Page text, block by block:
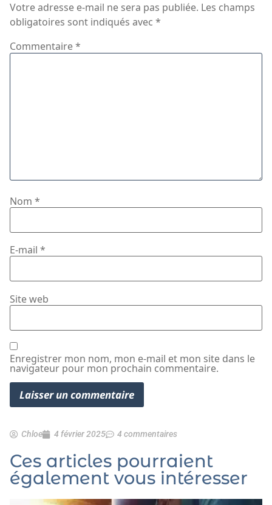
Votre adresse e-mail ne sera pas publiée. Les champs
obligatoires sont indiqués avec *
Commentaire*
Nom *
E-mail *
Site web
Enregistrer mon nom, mon e-mail et mon site dans le
navigateur pour mon prochain commentaire.
Chloe 4 février 2025 4 commentaires
Ces articles pourraient
également vous intéresser